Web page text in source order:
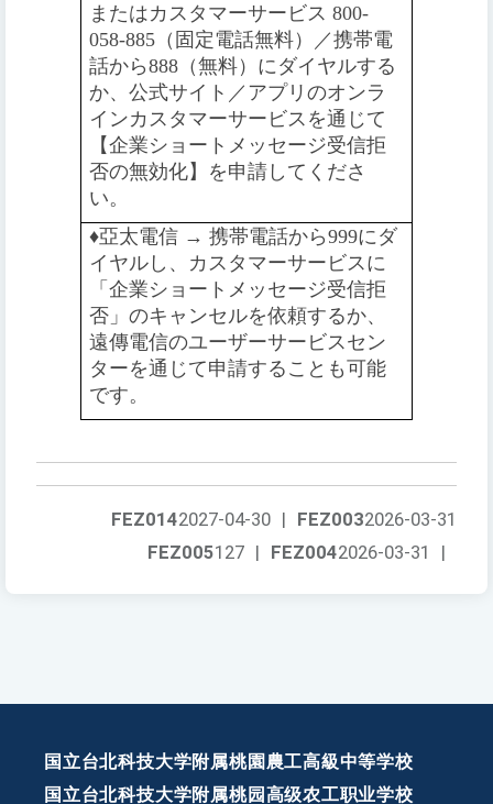
またはカスタマーサービス 800-
058-885（固定電話無料）／携帯電
話から888（無料）にダイヤルする
か、公式サイト／アプリのオンラ
インカスタマーサービスを通じて
【企業ショートメッセージ受信拒
否の無効化】を申請してくださ
い。
♦️️亞太電信 → 携帯電話から999にダ
イヤルし、カスタマーサービスに
「企業ショートメッセージ受信拒
否」のキャンセルを依頼するか、
遠傳電信のユーザーサービスセン
ターを通じて申請することも可能
です。
FEZ0032026-03-31
FEZ0142027-04-30 |
FEZ0042026-03-31 |
FEZ005127 |
国立台北科技大学附属桃園農工高級中等学校
国立台北科技大学附属桃园高级农工职业学校